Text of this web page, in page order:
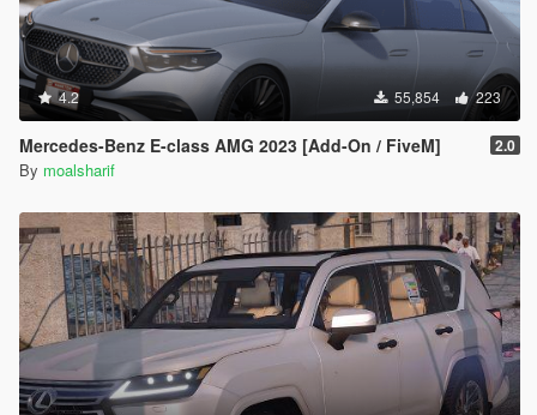
4.2 55,854 223
Mercedes-Benz E-class AMG 2023 [Add-On / FiveM] 2.0
By moalsharif